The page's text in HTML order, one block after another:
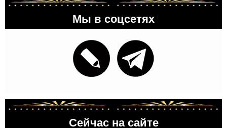
Мы в соцсетях
Сейчас на сайте